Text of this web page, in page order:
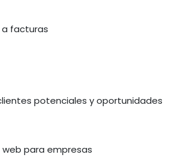
facturas
potenciales y oportunidades
para empresas